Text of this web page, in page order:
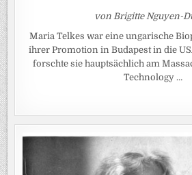
von Brigitte Nguyen-
Maria Telkes war eine ungarische
ihrer Promotion in Budapest in die
forschte sie hauptsächlich am
Technology …